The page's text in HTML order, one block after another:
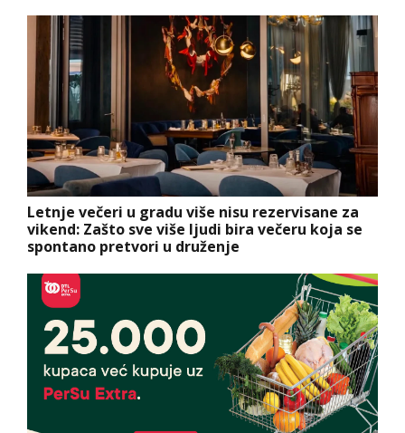
Letnje večeri u gradu više nisu rezervisane za
vikend: Zašto sve više ljudi bira večeru koja se
spontano pretvori u druženje